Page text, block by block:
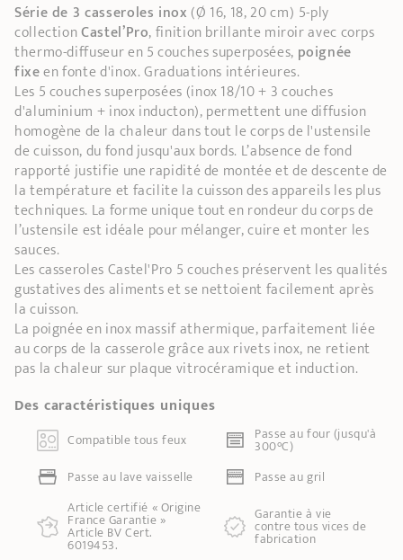
Série de 3 casseroles inox (Ø 16, 18, 20 cm) 5-ply
collectionCastel’Pro, finition brillante miroir avec corps
thermo-diffuseur en 5 couches superposées, poignée
fixeen fonte d'inox. Graduations intérieures.
Les 5 couches superposées (inox 18/10 + 3 couches
d'aluminium + inox inducton), permettent une diffusion
homogène de la chaleur dans tout le corps de l'ustensile
de cuisson, du fond jusqu'aux bords. L’absence de fond
rapporté justifie une rapidité de montée et de descente de
la température et facilite la cuisson des appareils les plus
techniques. La forme unique tout en rondeur du corps de
l’ustensile est idéale pour mélanger, cuire et monter les
sauces.
Les casseroles Castel'Pro 5 couches préservent les qualités
gustatives des aliments et se nettoient facilement après
la cuisson.
La poignée en inox massif athermique, parfaitement liée
au corps de la casserole grâce aux rivets inox, ne retient
pas la chaleur sur plaque vitrocéramique et induction.
Des caractéristiques uniques
Compatible tous feux Passe au four (jusqu'à
300°C)
Passe au lave vaisselle
Passe au gril
Article certifié « Origine
France Garantie »
Article BV Cert.
6019453.
Garantie à vie
contre tous vices de
fabrication